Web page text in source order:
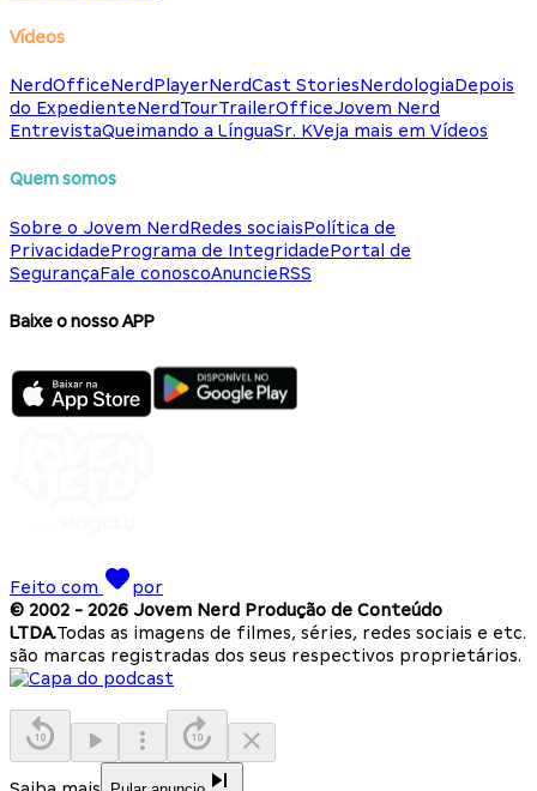
Vídeos
NerdOfficeNerdPlayerNerdCast StoriesNerdologiaDepois
do ExpedienteNerdTourTrailerOfficeJovem Nerd
EntrevistaQueimando a LínguaSr. KVeja mais em Vídeos
Quem somos
Sobre o Jovem NerdRedes sociaisPolítica de
PrivacidadePrograma de IntegridadePortal de
SegurançaFale conoscoAnuncieRSS
Baixe o nosso APP
Feito com
por
© 2002 - 2026 Jovem Nerd Produção de Conteúdo
LTDA.Todas as imagens de filmes, séries, redes sociais e etc.
são marcas registradas dos seus respectivos proprietários.